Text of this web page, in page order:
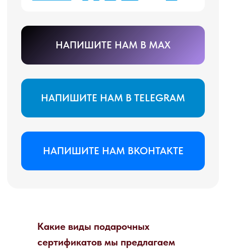
Какие виды подарочных
сертификатов мы предлагаем